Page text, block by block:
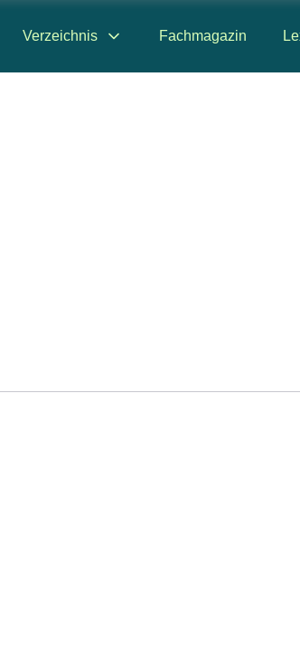
Verzeichnis Fachmagazin